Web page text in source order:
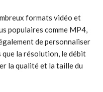
formats vidéo et
populaires comme MP4,
de personnaliser
que la résolution, le débit
la qualité et la taille du